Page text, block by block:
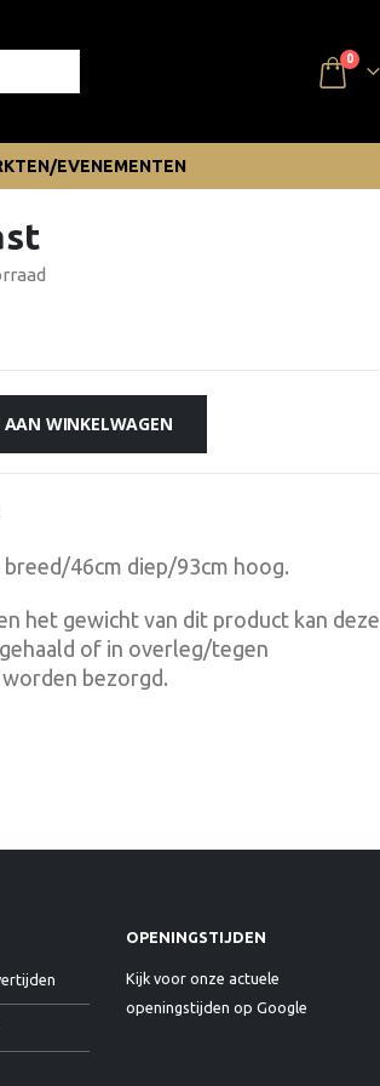
0
EVENEMENTEN
AAN WINKELWAGEN
46cm diep/93cm hoog.
het gewicht van dit product kan deze
of in overleg/tegen
bezorgd.
OPENINGSTIJDEN
Kijk voor onze actuele
openingstijden op Google